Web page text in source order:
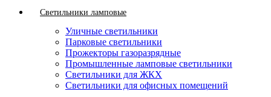
Светильники ламповые
Уличные светильники
Парковые светильники
Прожекторы газоразрядные
Промышленные ламповые светильники
Светильники для ЖКХ
Светильники для офисных помещений